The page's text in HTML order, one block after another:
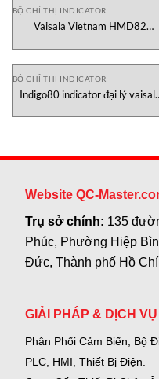
BỘ CHỈ THỊ INDICATOR
Vaisala Vietnam HMD82
BỘ CHỈ THỊ INDICATOR
Indigo80 indicator đại lý vaisala
Website QC-
Trụ sở chính: 135
Phúc, Phường Hiệp
Đức, Thành phố Hồ
GIẢI PHÁP & DỊCH VỤ
Phân Phối Cảm Biến, Bộ
PLC, HMI, Thiết Bị Điện.